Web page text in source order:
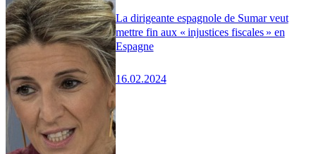
La dirigeante espagnole de Sumar veut
mettre fin aux « injustices fiscales » en
Espagne
16.02.2024